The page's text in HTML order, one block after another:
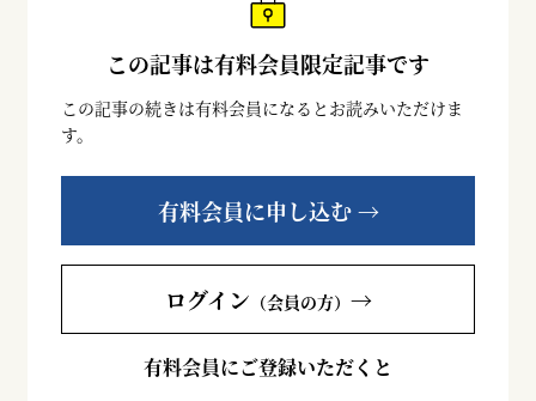
この記事は有料会員限定記事です
この記事の続きは有料会員になるとお読みいただけま
す。
有料会員に申し込む →
ログイン （会員の方） →
有料会員にご登録いただくと